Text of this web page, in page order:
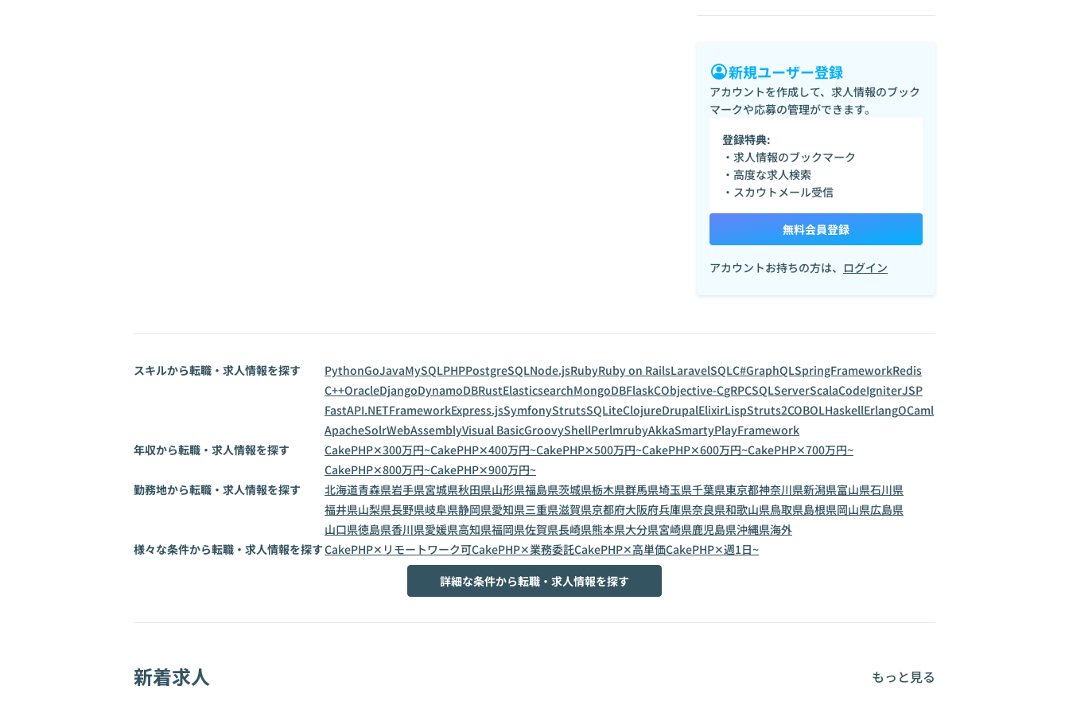
新規ユーザー登録
アカウントを作成して、求人情報のブック
マークや応募の管理ができます。
登録特典:
・求人情報のブックマーク
・高度な求人検索
・スカウトメール受信
無料会員登録
アカウントお持ちの方は、 ログイン
スキルから転職・求人情報を探す PythonGoJavaMySQLPHPPostgreSQLNode.jsRubyRuby on RailsLaravelSQLC#GraphQLSpringFrameworkRedis
C++OracleDjangoDynamoDBRustElasticsearchMongoDBFlaskCObjective-CgRPCSQLServerScalaCodeIgniterJSP
FastAPI.NETFrameworkExpress.jsSymfonyStrutsSQLiteClojureDrupalElixirLispStruts2COBOLHaskellErlangOCaml
ApacheSolrWebAssemblyVisual BasicGroovyShellPerlmrubyAkkaSmartyPlayFramework
年収から転職・求人情報を探す
CakePHP✕300万円~CakePHP✕400万円~CakePHP✕500万円~CakePHP✕600万円~CakePHP✕700万円~
CakePHP✕800万円~CakePHP✕900万円~
勤務地から転職・求人情報を探す
北海道青森県岩手県宮城県秋田県山形県福島県茨城県栃木県群馬県埼玉県千葉県東京都神奈川県新潟県富山県石川県
福井県山梨県長野県岐阜県静岡県愛知県三重県滋賀県京都府大阪府兵庫県奈良県和歌山県鳥取県島根県岡山県広島県
山口県徳島県香川県愛媛県高知県福岡県佐賀県長崎県熊本県大分県宮崎県鹿児島県沖縄県海外
様々な条件から転職・求人情報を探すCakePHP✕リモートワーク可CakePHP✕業務委託CakePHP✕高単価CakePHP✕週1日~
詳細な条件から転職・求人情報を探す
新着求人 もっと見る